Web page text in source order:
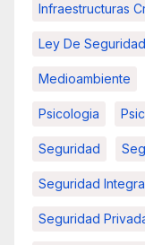
Infraestructuras
Ley De
Medioambiente
Psicologia
Seguridad
Seguridad
Seguridad